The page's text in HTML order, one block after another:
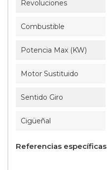
Revoluciones
Combustible
Potencia Max (kW)
Motor Sustituido
Sentido Giro
Cigüeñal
Referencias específicas